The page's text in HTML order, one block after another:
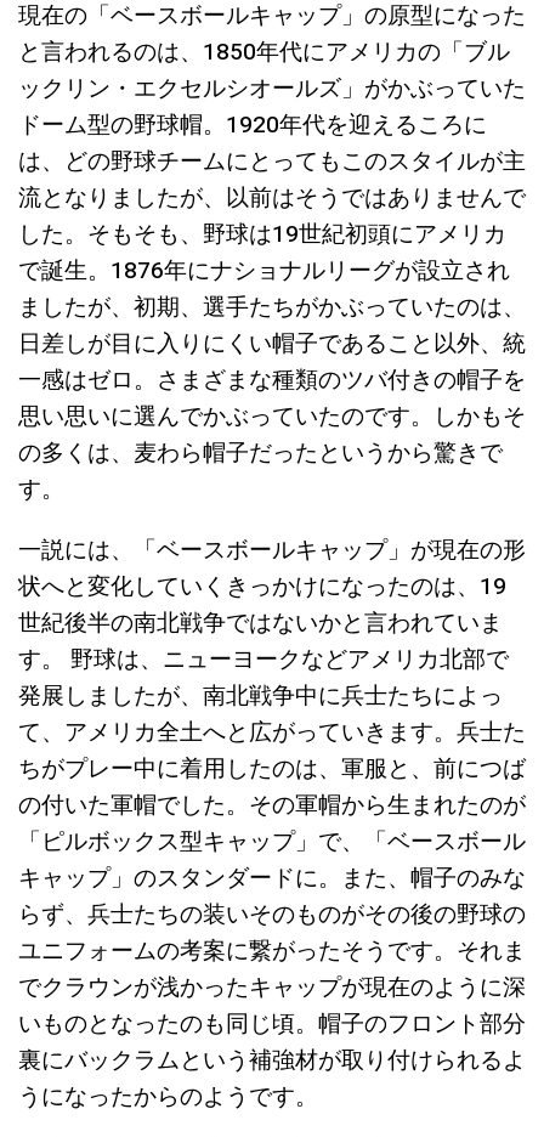
現在の「ベースボールキャップ」の原型になった
と言われるのは、1850年代にアメリカの「ブル
ックリン・エクセルシオールズ」がかぶっていた
ドーム型の野球帽。1920年代を迎えるころに
は、どの野球チームにとってもこのスタイルが主
流となりましたが、以前はそうではありませんで
した。そもそも、野球は19世紀初頭にアメリカ
で誕生。1876年にナショナルリーグが設立され
ましたが、初期、選手たちがかぶっていたのは、
日差しが目に入りにくい帽子であること以外、統
一感はゼロ。さまざまな種類のツバ付きの帽子を
思い思いに選んでかぶっていたのです。しかもそ
の多くは、麦わら帽子だったというから驚きで
す。
一説には、「ベースボールキャップ」が現在の形
状へと変化していくきっかけになったのは、19
世紀後半の南北戦争ではないかと言われていま
す。 野球は、ニューヨークなどアメリカ北部で
発展しましたが、南北戦争中に兵士たちによっ
て、アメリカ全土へと広がっていきます。兵士た
ちがプレー中に着用したのは、軍服と、前につば
の付いた軍帽でした。その軍帽から生まれたのが
「ピルボックス型キャップ」で、「ベースボール
キャップ」のスタンダードに。また、帽子のみな
らず、兵士たちの装いそのものがその後の野球の
ユニフォームの考案に繋がったそうです。それま
でクラウンが浅かったキャップが現在のように深
いものとなったのも同じ頃。帽子のフロント部分
裏にバックラムという補強材が取り付けられるよ
うになったからのようです。